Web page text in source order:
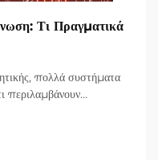
Τι Πραγματικά
πολλά συστήματα
περιλαμβάνουν
ακριβώς κατά